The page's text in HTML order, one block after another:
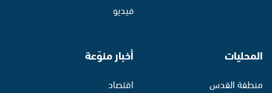
فيديو
المحليات
منطقة القدس
أخبار منوّعة
اقتصاد